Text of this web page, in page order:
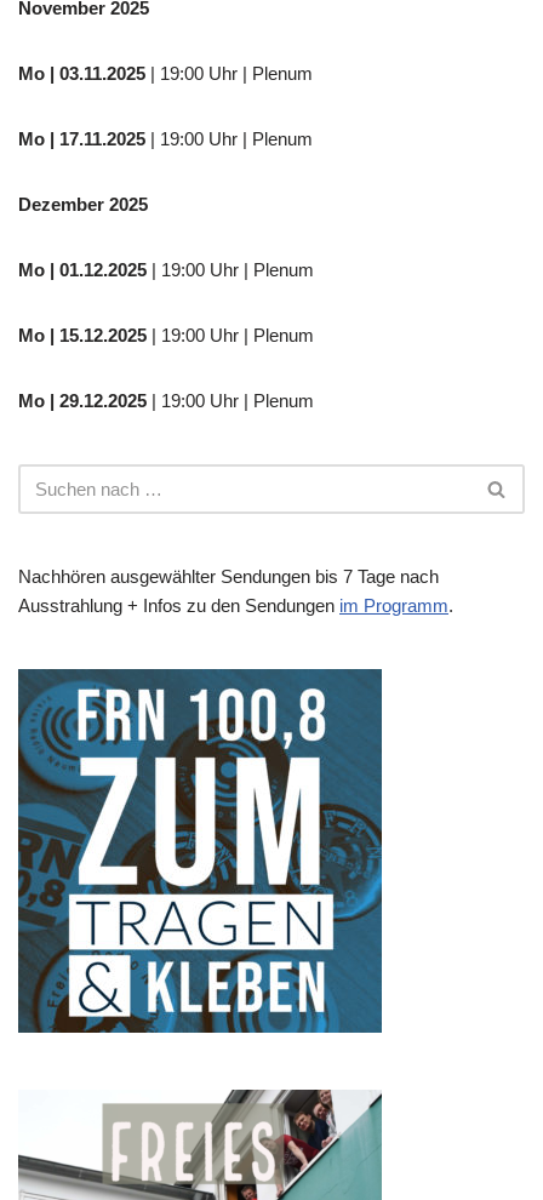
November 2025
Mo | 03.11.2025 | 19:00 Uhr | Plenum
Mo | 17.11.2025 | 19:00 Uhr | Plenum
Dezember 2025
Mo | 01.12.2025 | 19:00 Uhr | Plenum
Mo | 15.12.2025 | 19:00 Uhr | Plenum
Mo | 29.12.2025 | 19:00 Uhr | Plenum
Nachhören ausgewählter Sendungen bis 7 Tage nach
Ausstrahlung + Infos zu den Sendungen im Programm.